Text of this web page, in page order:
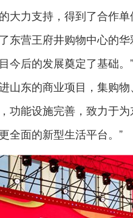
大力支持，得到了合作
东营王府井购物中心的
今后的发展奠定了基础
山东的商业项目，集购
功能设施完善，致力于
全面的新型生活平台。”